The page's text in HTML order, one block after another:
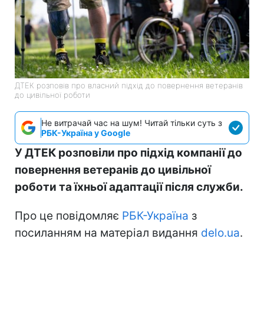
ДТЕК розповів про власний підхід до повернення ветеранів
до цивільної роботи
Не витрачай час на шум! Читай тільки суть з
РБК-Україна у Google
У ДТЕК розповіли про підхід компанії до
повернення ветеранів до цивільної
роботи та їхньої адаптації після служби.
Про це повідомляє РБК-Україна з
посиланням на матеріал видання delo.ua.